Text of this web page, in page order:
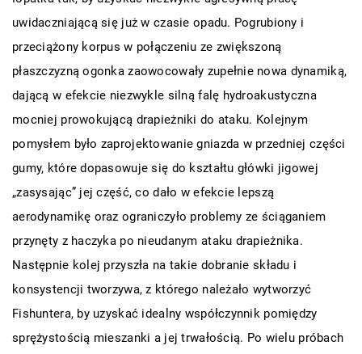
uwidaczniającą się już w czasie opadu. Pogrubiony i
przeciążony korpus w połączeniu ze zwiększoną
płaszczyzną ogonka zaowocowały zupełnie nowa dynamiką,
dającą w efekcie niezwykle silną falę hydroakustyczna
mocniej prowokującą drapieżniki do ataku. Kolejnym
pomysłem było zaprojektowanie gniazda w przedniej części
gumy, które dopasowuje się do kształtu główki jigowej
„zasysając” jej część, co dało w efekcie lepszą
aerodynamikę oraz ograniczyło problemy ze ściąganiem
przynęty z haczyka po nieudanym ataku drapieżnika.
Następnie kolej przyszła na takie dobranie składu i
konsystencji tworzywa, z którego należało wytworzyć
Fishuntera, by uzyskać idealny współczynnik pomiędzy
sprężystością mieszanki a jej trwałością. Po wielu próbach